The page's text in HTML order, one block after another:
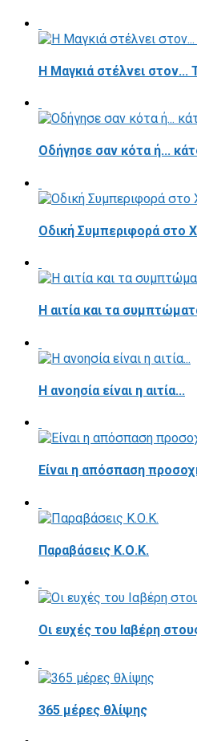
H Μαγκιά στέλνει στον...
Οδήγησε σαν κότα ή...
Οδική Συμπεριφορά στο
Η αιτία και τα
Η ανοησία είναι η αιτία...
Είναι η απόσπαση
Παραβάσεις Κ.Ο.Κ.
Οι ευχές του Ιαβέρη
365 μέρες θλίψης